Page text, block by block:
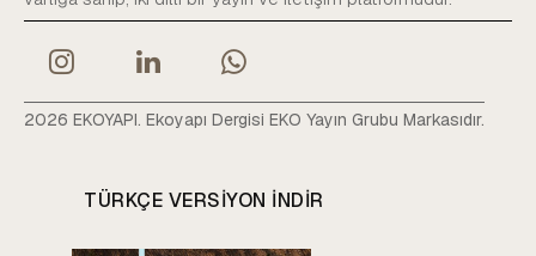
2026 EKOYAPI. Ekoyapı Dergisi EKO Yayın Grubu Markasıdır.
TÜRKÇE VERSIYON INDIR